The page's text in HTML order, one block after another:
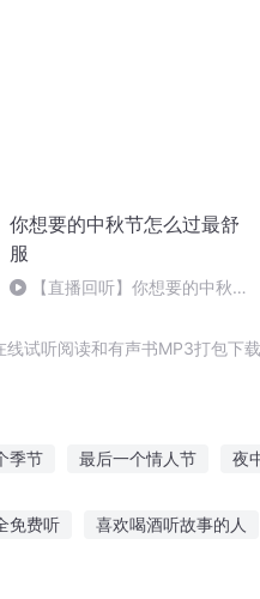
你想要的中秋节怎么过最舒
服
【直播回听】你想要的中秋节
试听阅读和有声书MP3打包下载
季节 最后一个情人节 夜
免费听 喜欢喝酒听故事的人